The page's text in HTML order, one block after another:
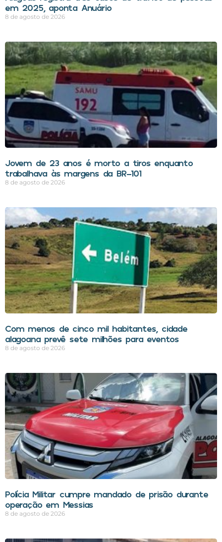
em 2025, aponta Anuário
8 de agosto de 2026
Jovem de 23 anos é morto a tiros enquanto
trabalhava às margens da BR-101
8 de agosto de 2026
Com menos de cinco mil habitantes, cidade
alagoana prevê sete milhões para eventos
8 de agosto de 2026
Polícia Militar cumpre mandado de prisão durante
operação em Messias
8 de agosto de 2026